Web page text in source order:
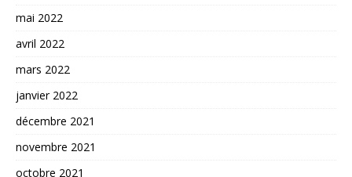
mai 2022
avril 2022
mars 2022
janvier 2022
décembre 2021
novembre 2021
octobre 2021